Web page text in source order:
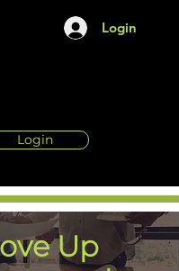
Login
Login
Up